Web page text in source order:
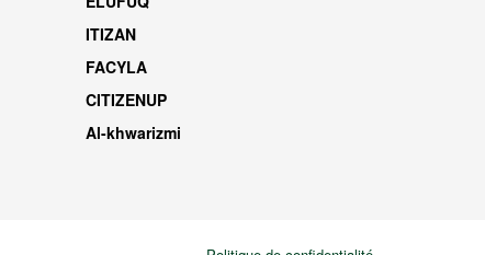
ITIZAN
FACYLA
CITIZENUP
Al-khwarizmi